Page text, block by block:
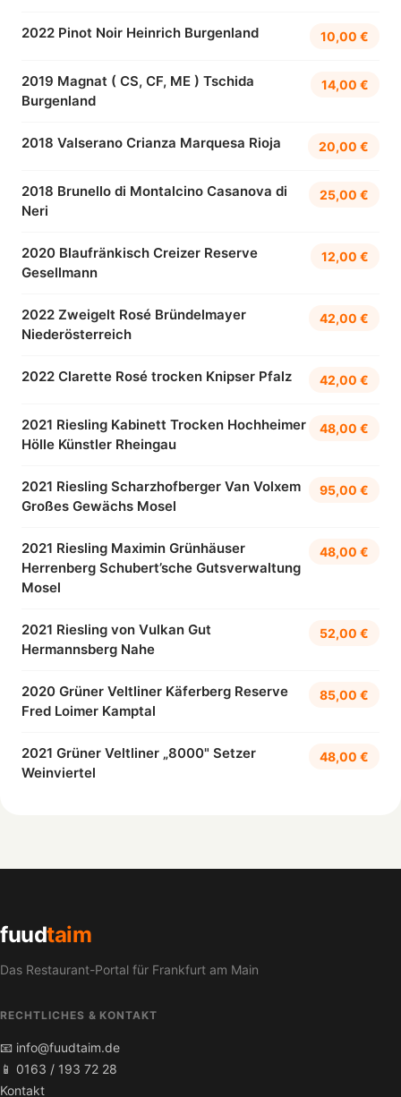
2022 Pinot Noir Heinrich Burgenland 10,00 €
2019 Magnat ( CS, CF, ME ) Tschida
Burgenland
14,00 €
2018 Valserano Crianza Marquesa Rioja 20,00 €
2018 Brunello di Montalcino Casanova di
Neri
25,00 €
2020 Blaufränkisch Creizer Reserve
Gesellmann
12,00 €
2022 Zweigelt Rosé Bründelmayer
Niederösterreich
42,00 €
2022 Clarette Rosé trocken Knipser Pfalz 42,00 €
2021 Riesling Kabinett Trocken Hochheimer
Hölle Künstler Rheingau
48,00 €
2021 Riesling Scharzhofberger Van Volxem
Großes Gewächs Mosel
95,00 €
2021 Riesling Maximin Grünhäuser
Herrenberg Schubert’sche Gutsverwaltung
Mosel
48,00 €
2021 Riesling von Vulkan Gut
Hermannsberg Nahe
52,00 €
2020 Grüner Veltliner Käferberg Reserve
Fred Loimer Kamptal
85,00 €
2021 Grüner Veltliner „8000" Setzer
Weinviertel
48,00 €
fuudtaim
Das Restaurant-Portal für Frankfurt am Main
RECHTLICHES & KONTAKT
📧 info@fuudtaim.de
📱 0163 / 193 72 28
Kontakt